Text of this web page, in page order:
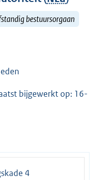
bestuursorgaan
bijgewerkt op: 16-
4